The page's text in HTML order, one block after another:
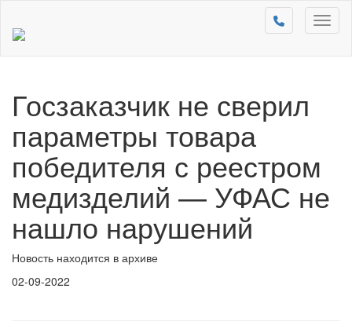
Госзаказчик не сверил
параметры товара
победителя с реестром
медизделий — УФАС не
нашло нарушений
Новость находится в архиве
02-09-2022